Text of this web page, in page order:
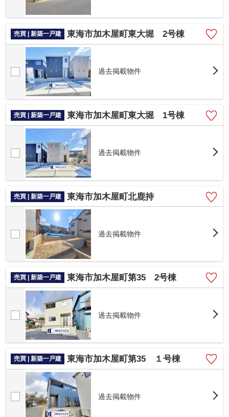
売買 | 新築一戸建 東海市加木屋町東大堀 2号棟
過去掲載物件
売買 | 新築一戸建 東海市加木屋町東大堀 1号棟
過去掲載物件
売買 | 新築一戸建 東海市加木屋町北鹿持
過去掲載物件
売買 | 新築一戸建 東海市加木屋町第35 2号棟
過去掲載物件
売買 | 新築一戸建 東海市加木屋町第35 １号棟
過去掲載物件